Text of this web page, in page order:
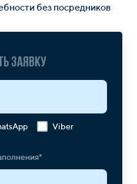
без посредников
заявку
Viber